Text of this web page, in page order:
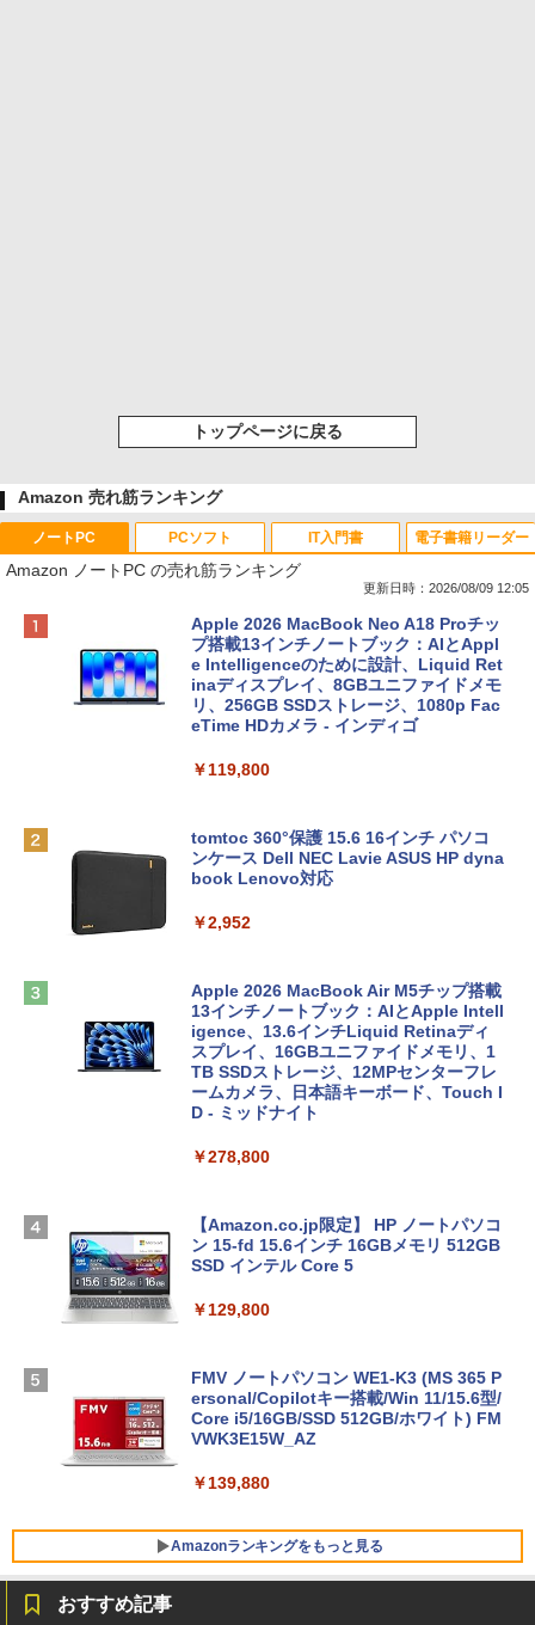
トップページに戻る
Amazon 売れ筋ランキング
ノートPC
Amazon ノートPC の売れ筋ランキング
更新日時：2026/08/09 12:05
Apple 2026 MacBook Neo A18 Proチッ
プ搭載13インチノートブック：AIとAppl
e Intelligenceのために設計、Liquid Ret
inaディスプレイ、8GBユニファイドメモ
リ、256GB SSDストレージ、1080p Fac
eTime HDカメラ - インディゴ
￥119,800
tomtoc 360°保護 15.6 16インチ パソコ
ンケース Dell NEC Lavie ASUS HP dyna
book Lenovo対応
￥2,952
Apple 2026 MacBook Air M5チップ搭載
13インチノートブック：AIとApple Intell
igence、13.6インチLiquid Retinaディ
スプレイ、16GBユニファイドメモリ、1
TB SSDストレージ、12MPセンターフレ
ームカメラ、日本語キーボード、Touch I
D - ミッドナイト
￥278,800
【Amazon.co.jp限定】 HP ノートパソコ
ン 15-fd 15.6インチ 16GBメモリ 512GB
SSD インテル Core 5
￥129,800
FMV ノートパソコン WE1-K3 (MS 365 P
ersonal/Copilotキー搭載/Win 11/15.6型/
Core i5/16GB/SSD 512GB/ホワイト) FM
VWK3E15W_AZ
￥139,880
Amazonランキングをもっと見る
PCソフト IT入門書 電子書籍リーダー
おすすめ記事